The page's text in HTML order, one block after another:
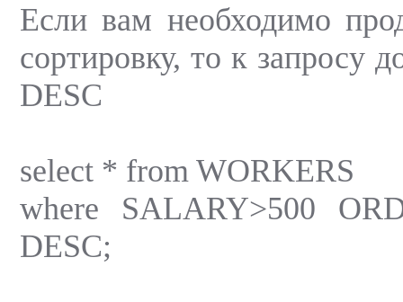
Если вам необходимо
сортировку, то к запросу
DESC
select * from WORKERS
where SALARY>500
DESC;